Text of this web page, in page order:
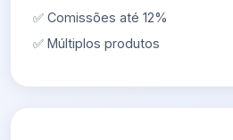
✅ Comissões até 12%
✅ Múltiplos produtos